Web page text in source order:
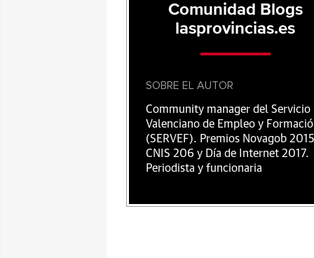
Comunidad Blogs
lasprovincias.es
SOBRE EL AUTOR
Community manager del Servicio
Valenciano de Empleo y
(SERVEF). Premios Novagob
CNIS 206 y Día de Internet 2017.
Periodista y funcionaria